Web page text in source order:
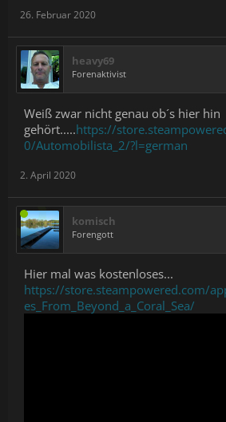
26. Februar 2020
heavy69
Forenaktivist
Weiß zwar nicht genau ob´s hier hin
gehört.....https://
0/Automobilista_2/?l=german
2. April 2020
komisch
Forengott
Hier mal was kostenloses...
https://store.steampowered.com/
es_From_Beyond_a_Coral_Sea/